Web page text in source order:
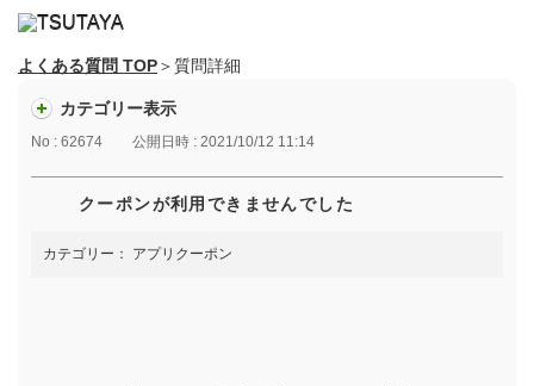
よくある質問 TOP＞質問詳細
カテゴリー表示
No : 62674 公開日時 : 2021/10/12 11:14
クーポンが利用できませんでした
カテゴリー： アプリクーポン